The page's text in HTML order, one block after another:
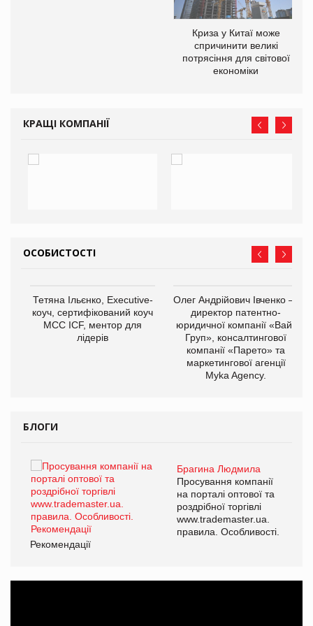
Криза у Китаї може
спричинити великі
потрясіння для світової
економіки
КРАЩІ КОМПАНІЇ
ОСОБИСТОСТІ
Тетяна Ільєнко, Executive-
коуч, сертифікований коуч
МСС ICF, ментор для
лідерів
Олег Андрійович Івченко —
директор патентно-
юридичної компанії «Вайз
Груп», консалтингової
компанії «Парето» та
маркетингової агенції
Myka Agency.
БЛОГИ
Брагина Людмила
Просування компанії
на порталі оптової та
роздрібної торгівлі
www.trademaster.ua.
правила. Особливості.
Рекомендації